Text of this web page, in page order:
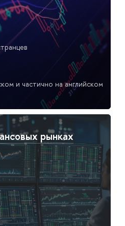
и частично на английском
рынках